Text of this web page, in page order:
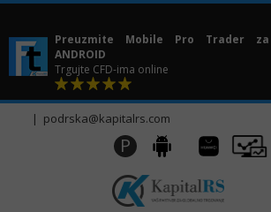
Skip
content
Preuzmite Mobile Pro Trader za
ANDROID
Trgujte CFD-ima online
| podrska@kapitalrs.com
P Android
Huawei
AppGallery
Pro
Trader